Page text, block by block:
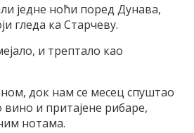
једне ноћи поред Дунава,
гледа ка Старчеву.
и трептало као
док нам се месец спуштао
и притајене рибаре,
нотама.